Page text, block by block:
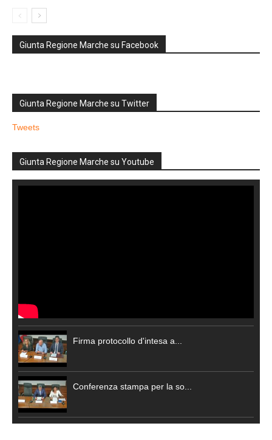
Giunta Regione Marche su Facebook
Giunta Regione Marche su Twitter
Tweets
Giunta Regione Marche su Youtube
Firma protocollo d'intesa a...
Conferenza stampa per la so...